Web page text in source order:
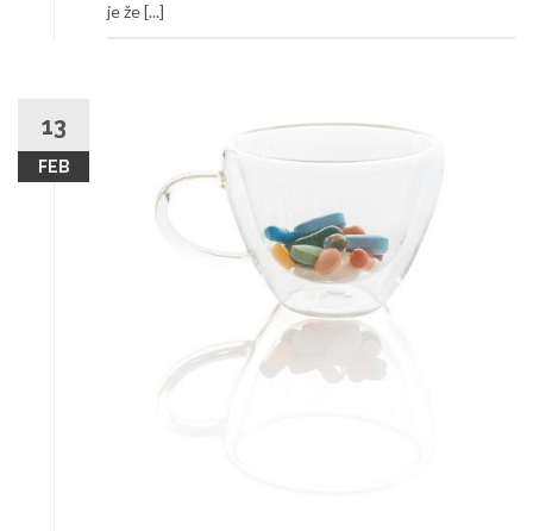
je že [...]
13
FEB